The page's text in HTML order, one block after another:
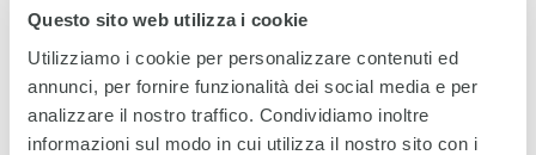
Questo sito web utilizza i cookie
Utilizziamo i cookie per personalizzare contenuti ed
annunci, per fornire funzionalità dei social media e per
analizzare il nostro traffico. Condividiamo inoltre
informazioni sul modo in cui utilizza il nostro sito con i
per fare la differenza nella
vita di minorenni e famiglie
fragili